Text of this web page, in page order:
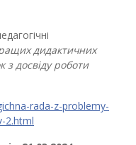
дидактичних
з досвіду роботи
rada-z-problemy-
2.html